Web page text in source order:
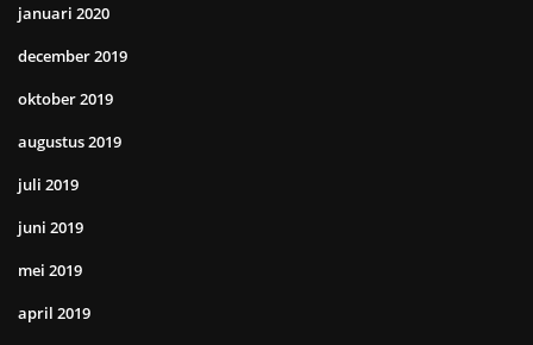
januari 2020
december 2019
oktober 2019
augustus 2019
juli 2019
juni 2019
mei 2019
april 2019